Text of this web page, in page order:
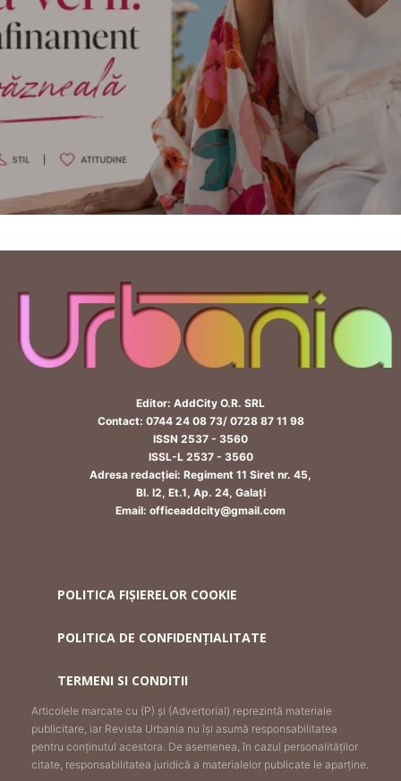
Editor: AddCity O.R. SRL
Contact: 0744 24 08 73/ 0728 87 11 98
ISSN 2537 - 3560
ISSL-L 2537 - 3560
Adresa redacției: Regiment 11 Siret nr. 45,
Bl. I2, Et.1, Ap. 24, Galați
Email: officeaddcity@gmail.com
POLITICA FIȘIERELOR COOKIE
POLITICA DE CONFIDENȚIALITATE
TERMENI SI CONDITII
Articolele marcate cu (P) și (Advertorial) reprezintă materiale
publicitare, iar Revista Urbania nu își asumă responsabilitatea
pentru conținutul acestora. De asemenea, în cazul personalităților
citate, responsabilitatea juridică a materialelor publicate le aparține.